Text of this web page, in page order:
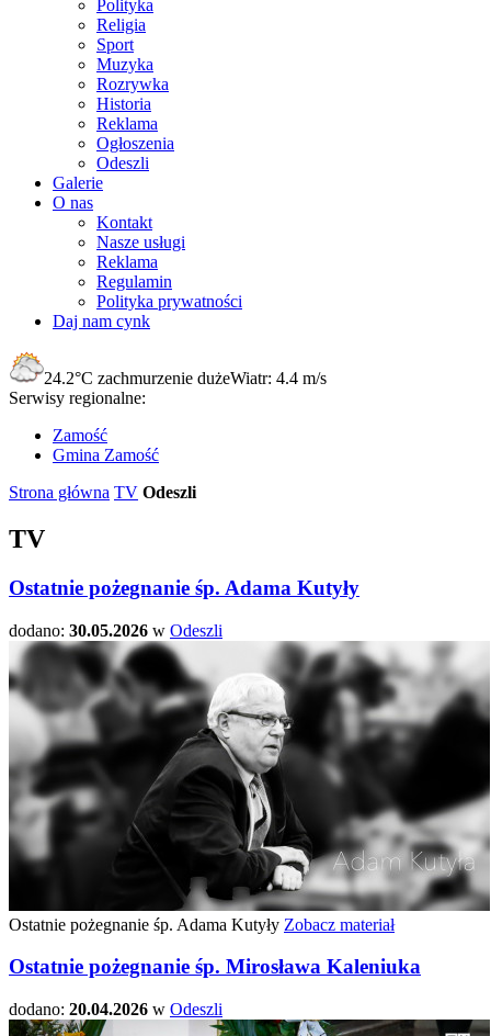
Polityka
Religia
Sport
Muzyka
Rozrywka
Historia
Reklama
Ogłoszenia
Odeszli
Galerie
O nas
Kontakt
Nasze usługi
Reklama
Regulamin
Polityka prywatności
Daj nam cynk
24.2°C zachmurzenie dużeWiatr: 4.4 m/s
Serwisy regionalne:
Zamość
Gmina Zamość
Strona główna TV Odeszli
TV
Ostatnie pożegnanie śp. Adama Kutyły
dodano: 30.05.2026 w Odeszli
Ostatnie pożegnanie śp. Adama Kutyły Zobacz materiał
Ostatnie pożegnanie śp. Mirosława Kaleniuka
dodano: 20.04.2026 w Odeszli